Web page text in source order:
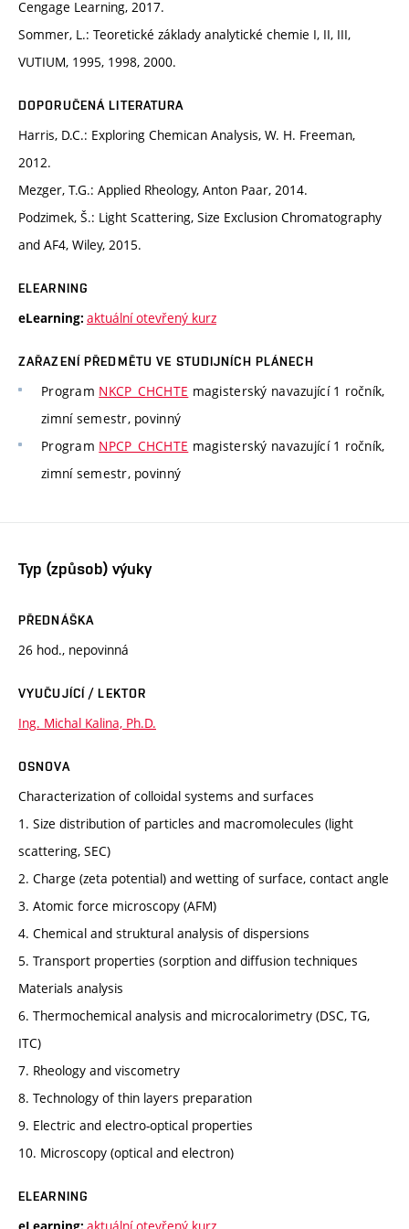
Cengage Learning, 2017.
Sommer, L.: Teoretické základy analytické chemie I, II, III,
VUTIUM, 1995, 1998, 2000.
DOPORUČENÁ LITERATURA
Harris, D.C.: Exploring Chemican Analysis, W. H. Freeman,
2012.
Mezger, T.G.: Applied Rheology, Anton Paar, 2014.
Podzimek, Š.: Light Scattering, Size Exclusion Chromatography
and AF4, Wiley, 2015.
ELEARNING
eLearning: aktuální otevřený kurz
ZAŘAZENÍ PŘEDMĚTU VE STUDIJNÍCH PLÁNECH
Program NKCP_CHCHTE magisterský navazující 1 ročník,
zimní semestr, povinný
Program NPCP_CHCHTE magisterský navazující 1 ročník,
zimní semestr, povinný
Typ (způsob) výuky
PŘEDNÁŠKA
26 hod., nepovinná
VYUČUJÍCÍ / LEKTOR
Ing. Michal Kalina, Ph.D.
OSNOVA
Characterization of colloidal systems and surfaces
1. Size distribution of particles and macromolecules (light
scattering, SEC)
2. Charge (zeta potential) and wetting of surface, contact angle
3. Atomic force microscopy (AFM)
4. Chemical and struktural analysis of dispersions
5. Transport properties (sorption and diffusion techniques
Materials analysis
6. Thermochemical analysis and microcalorimetry (DSC, TG,
ITC)
7. Rheology and viscometry
8. Technology of thin layers preparation
9. Electric and electro-optical properties
10. Microscopy (optical and electron)
ELEARNING